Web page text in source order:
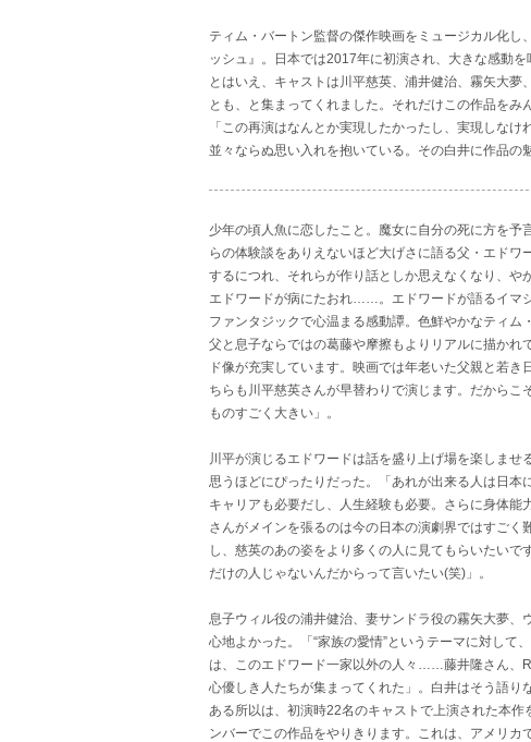
ティム・バートン監督の傑作映画をミュージカル化
ッシュ』。日本では2017年に初演され、大きな感動
とはいえ、キャストは川平慈英、浦井健治、霧矢大
とも、と集まってくれました。それだけこの作品を
「この再演はなんとか実現したかったし、実現しな
並々ならぬ思い入れを抱いている。その白井に作品の
少年の頃人魚に恋したこと。魔女に自分の死に方を
らの体験談をありえないほど大げさに語る父・エド
するにつれ、それらが作り話としか思えなくなり、
エドワードが病にたおれ……。エドワードが語るイマ
ファンタジックで心温まる感動譚。色鮮やかなティム
父と息子ならではの葛藤や摩擦もよりリアルに描か
ド像が充実しています。映画では年老いた父親と若
ちらも川平慈英さんが早替わりで演じます。だからこ
ものすごく大きい」。
川平が演じるエドワードは話を盛り上げ場を楽しま
思うほどにぴったりだった。「あれが出来る人は日
キャリアも必要だし、人生経験も必要。さらに身体
さんがメインを張るのは今の日本の演劇界ではすご
し、慈英のあの姿をより多くの人に見てもらいたいで
だけの人じゃないんだからって言いたい(笑)」。
息子ウィル役の浦井健治、妻サンドラ役の霧矢大夢
心地よかった。「“家族の愛情”というテーマに対して
は、このエドワード一家以外の人々……藤井隆さん、
心優しき人たちが集まってくれた」。白井はそう語り
ある所以は、初演時22名のキャストで上演された本
ンバーでこの作品をやりきります。これは、アメリ